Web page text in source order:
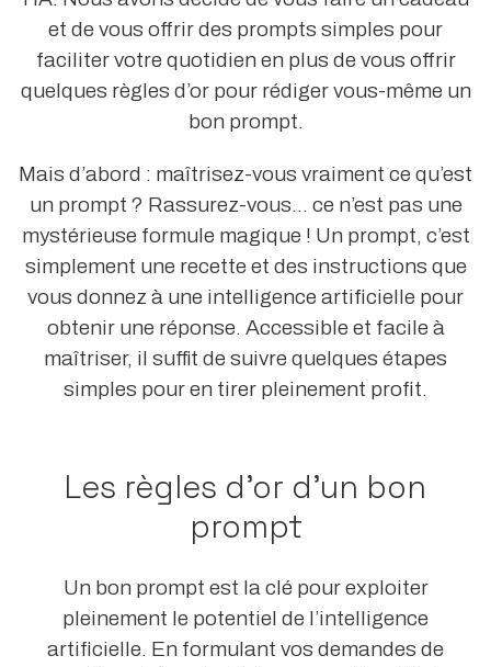
et de vous offrir des prompts simples pour
faciliter votre quotidien en plus de vous offrir
quelques règles d’or pour rédiger vous-même un
bon prompt.
Mais d’abord : maîtrisez-vous vraiment ce qu’est
un prompt ? Rassurez-vous… ce n’est pas une
mystérieuse formule magique ! Un prompt, c’est
simplement une recette et des instructions que
vous donnez à une intelligence artificielle pour
obtenir une réponse. Accessible et facile à
maîtriser, il suffit de suivre quelques étapes
simples pour en tirer pleinement profit.
Les règles d’or d’un bon
prompt
Un bon prompt est la clé pour exploiter
pleinement le potentiel de l’intelligence
artificielle. En formulant vos demandes de